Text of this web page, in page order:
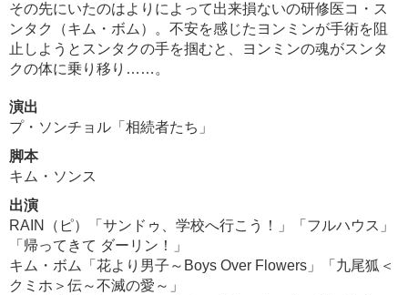
その先にいたのはよりによって出来損ないの研修医コ・ス
ンタク（キム・ボム）。不安を感じたヨンミンが手術を阻
止しようとスンタクの手を掴むと、ヨンミンの魂がスンタ
クの体に乗り移り……。
演出
プ・ソンチョル「相続者たち」
脚本
キム・ソンス
出演
RAIN（ピ）「サンドゥ、学校へ行こう！」「フルハウス」
「帰ってきて ダーリン！」
キム・ボム「花より男子～Boys Over Flowers」「九尾狐＜
クミホ＞伝～不滅の愛～」